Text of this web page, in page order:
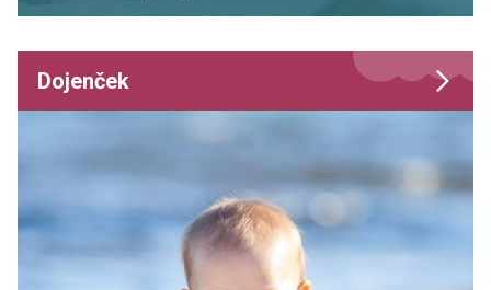
Dojenček